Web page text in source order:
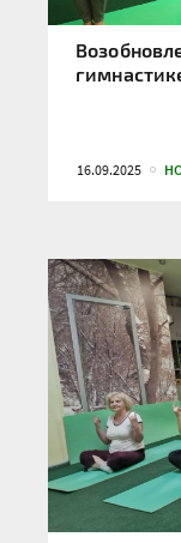
16.09.2025